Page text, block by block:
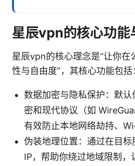
星辰vpn的核心功能
星辰vpn的核心理念是“让你在
性与自由度”，其核心功能包括
数据加密与隐私保护：默
密和现代协议（如
有效防止本地网络劫持、
伪装地理位置：通过在目
IP，帮助你绕过地域限制，